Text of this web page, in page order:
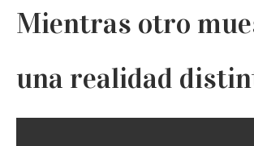
Mientras otro
una realidad